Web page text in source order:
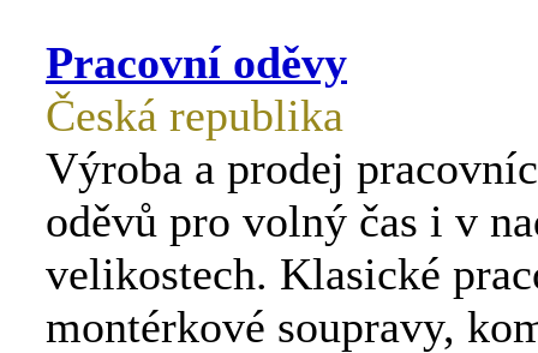
Pracovní oděvy
Česká republika
Výroba a prodej
oděvů pro volný čas i v
velikostech. Klasické
montérkové soupravy,